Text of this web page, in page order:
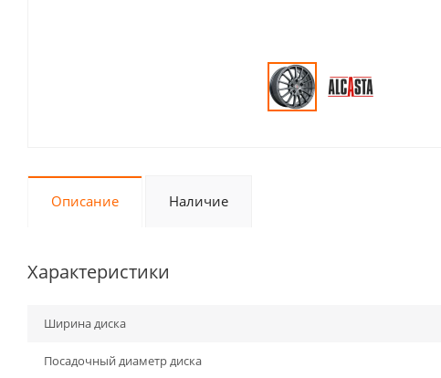
Описание Наличие
Характеристики
Ширина диска
Посадочный диаметр диска